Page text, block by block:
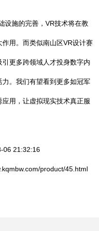
设施的完善，VR技术将在教
用。而类似南山区VR设计赛
更多跨领域人才投身数字内
。我们有望看到更多如冠军
用，让虚拟现实技术真正服
06 21:32:16
product/45.html